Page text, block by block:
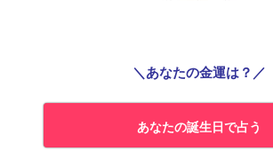
＼あなたの金運は？／
あなたの誕生日で占う